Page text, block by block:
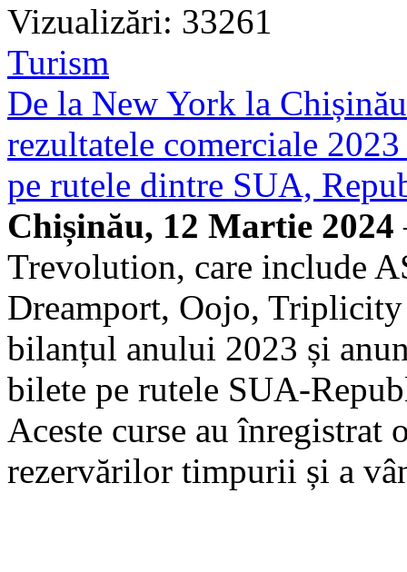
Vizualizări: 33261
Turism
De la New York la
rezultatele comerciale
pe rutele dintre SUA,
Chișinău, 12 Martie 2024
Trevolution, care include
Dreamport, Oojo,
bilanțul anului 2023 și
bilete pe rutele SUA-
Aceste curse au înregistrat
rezervărilor timpurii și a